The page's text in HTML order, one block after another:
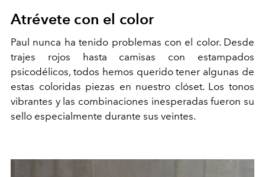
Atrévete con el color
Paul nunca ha tenido problemas con el color. Desde
trajes rojos hasta camisas con estampados
psicodélicos, todos hemos querido tener algunas de
estas coloridas piezas en nuestro clóset. Los tonos
vibrantes y las combinaciones inesperadas fueron su
sello especialmente durante sus veintes.